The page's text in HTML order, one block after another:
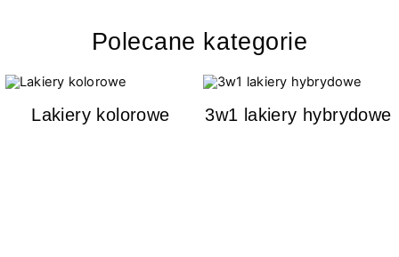
Polecane kategorie
Lakiery kolorowe 3w1 lakiery hybrydowe